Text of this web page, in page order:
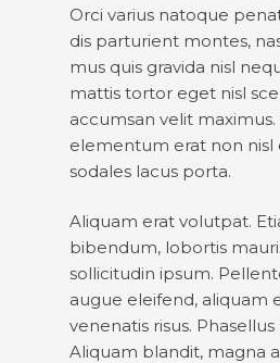
Orci varius natoque
dis parturient montes,
mus quis gravida nisl
mattis tortor eget nisl
accumsan velit
elementum erat non nisl
sodales lacus porta.
Aliquam erat volutpat.
bibendum, lobortis
sollicitudin ipsum.
augue eleifend, aliquam
venenatis risus.
Aliquam blandit, magna